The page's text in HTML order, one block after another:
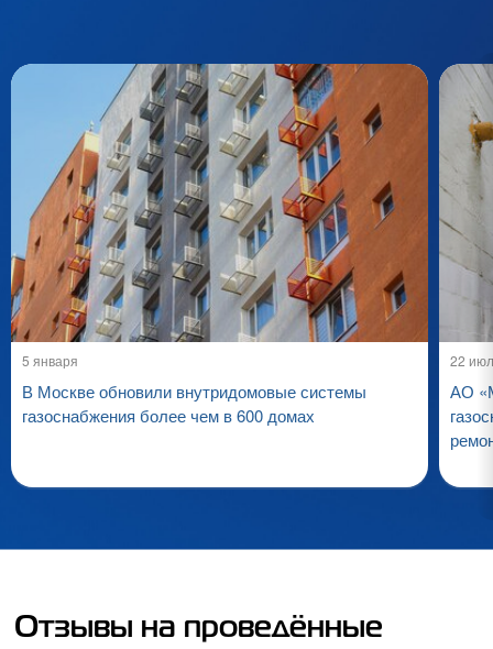
5 января
В Москве обновили внутридомовые системы
газоснабжения более чем в 600 домах
22
АО
Отзывы на проведённые